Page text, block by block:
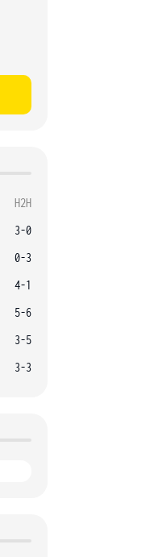
H2H
3-0
0-3
4-1
5-6
3-5
3-3